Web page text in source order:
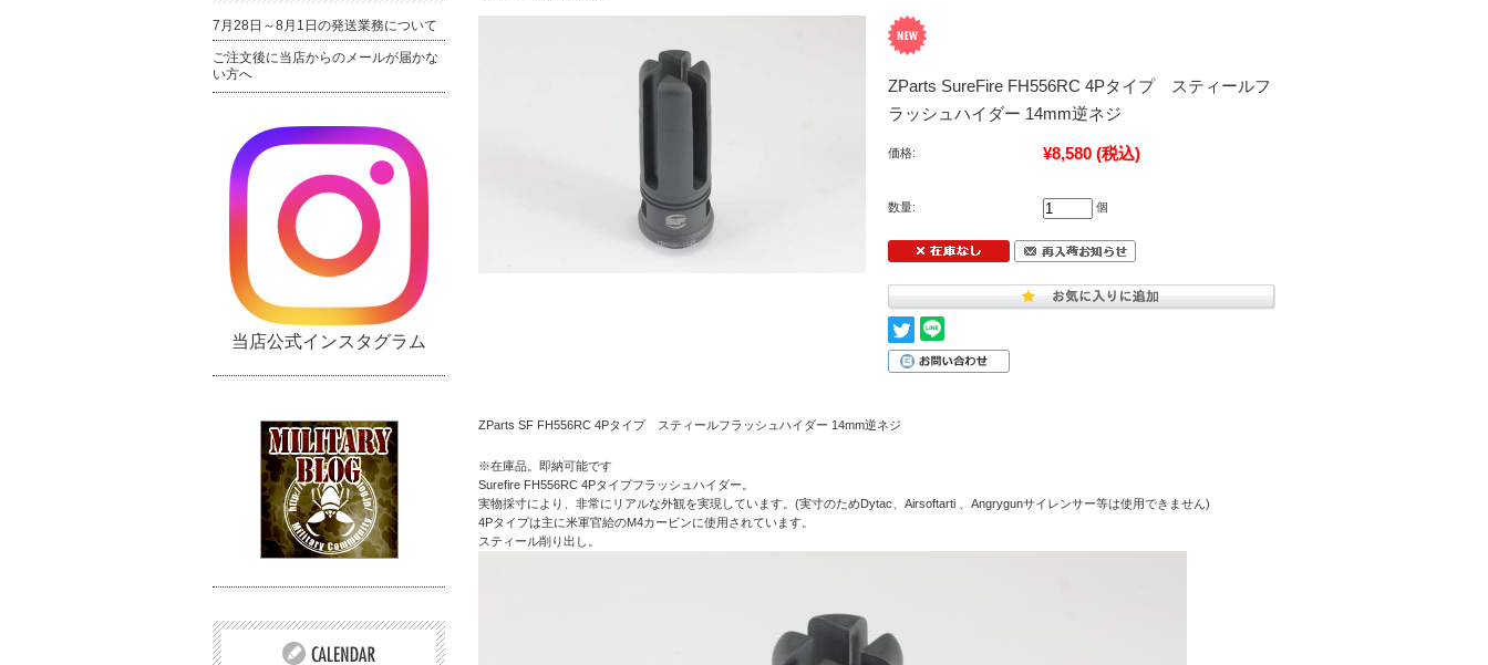
ZParts SureFire FH556RC 4Pタイプ スティールフ
ラッシュハイダー 14mm逆ネジ
価格: ¥8,580 (税込)
数量: 個
ZParts SF FH556RC 4Pタイプ スティールフラッシュハイダー 14mm逆ネジ
※在庫品。即納可能です
Surefire FH556RC 4Pタイプフラッシュハイダー。
実物採寸により、非常にリアルな外観を実現しています。(実寸のためDytac、Airsoftarti 、Angrygunサイレンサー等は使用できません)
4Pタイプは主に米軍官給のM4カービンに使用されています。
スティール削り出し。
7月28日～8月1日の発送業務について
ご注文後に当店からのメールが届かな
い方へ
当店公式インスタグラム